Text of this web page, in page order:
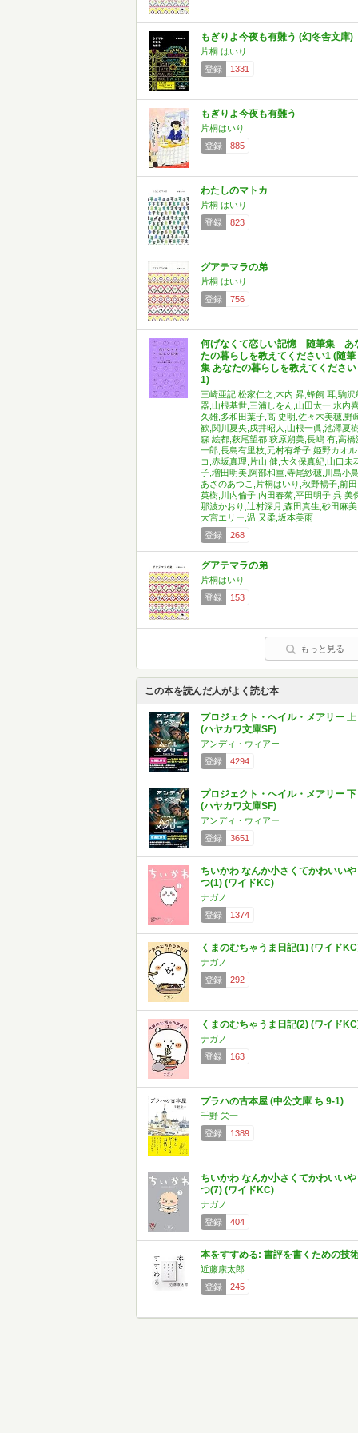
もぎりよ今夜も有難う (幻冬舎文庫)
片桐 はいり
登録
1331
もぎりよ今夜も有難う
片桐はいり
登録
885
わたしのマトカ
片桐 はいり
登録
823
グアテマラの弟
片桐 はいり
登録
756
何げなくて恋しい記憶 随筆集 あ
たの暮らしを教えてください1 (随筆
集 あなたの暮らしを教えてください
1)
三崎亜記,松家仁之,木内 昇,蜂飼 耳,駒沢
器,山根基世,三浦しをん,山田太一,水内
久雄,多和田葉子,高 史明,佐々木美穂,野
歓,関川夏央,戌井昭人,山根一眞,池澤夏
森 絵都,萩尾望都,萩原朔美,長嶋 有,高橋
一郎,長島有里枝,元村有希子,姫野カオル
コ,赤坂真理,片山 健,大久保真紀,山口未
子,増田明美,阿部和重,寺尾紗穂,川島小
あさのあつこ,片桐はいり,秋野暢子,前田
英樹,川内倫子,内田春菊,平田明子,呉 美
那波かおり,辻村深月,森田真生,砂田麻
大宮エリー,温 又柔,坂本美雨
登録
268
グアテマラの弟
片桐はいり
登録
153
もっと見る
この本を読んだ人がよく読む本
プロジェクト・ヘイル・メアリー 上
(ハヤカワ文庫SF)
アンディ・ウィアー
登録
4294
プロジェクト・ヘイル・メアリー 下
(ハヤカワ文庫SF)
アンディ・ウィアー
登録
3651
ちいかわ なんか小さくてかわいいや
つ(1) (ワイドKC)
ナガノ
登録
1374
くまのむちゃうま日記(1) (ワイド
ナガノ
登録
292
くまのむちゃうま日記(2) (ワイド
ナガノ
登録
163
プラハの古本屋 (中公文庫 ち 9-1)
千野 栄一
登録
1389
ちいかわ なんか小さくてかわいいや
つ(7) (ワイドKC)
ナガノ
登録
404
本をすすめる: 書評を書くための技
近藤康太郎
登録
245